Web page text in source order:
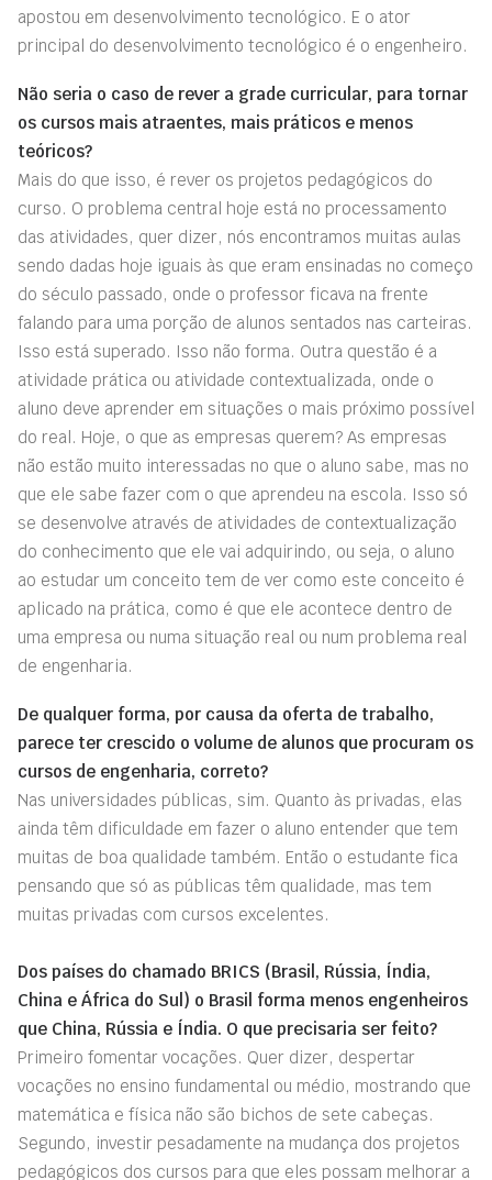
apostou em desenvolvimento tecnológico. E o ator
principal do desenvolvimento tecnológico é o engenheiro.
Não seria o caso de rever a grade curricular, para tornar
os cursos mais atraentes, mais práticos e menos
teóricos?
Mais do que isso, é rever os projetos pedagógicos do
curso. O problema central hoje está no processamento
das atividades, quer dizer, nós encontramos muitas aulas
sendo dadas hoje iguais às que eram ensinadas no começo
do século passado, onde o professor ficava na frente
falando para uma porção de alunos sentados nas carteiras.
Isso está superado. Isso não forma. Outra questão é a
atividade prática ou atividade contextualizada, onde o
aluno deve aprender em situações o mais próximo possível
do real. Hoje, o que as empresas querem? As empresas
não estão muito interessadas no que o aluno sabe, mas no
que ele sabe fazer com o que aprendeu na escola. Isso só
se desenvolve através de atividades de contextualização
do conhecimento que ele vai adquirindo, ou seja, o aluno
ao estudar um conceito tem de ver como este conceito é
aplicado na prática, como é que ele acontece dentro de
uma empresa ou numa situação real ou num problema real
de engenharia.
De qualquer forma, por causa da oferta de trabalho,
parece ter crescido o volume de alunos que procuram os
cursos de engenharia, correto?
Nas universidades públicas, sim. Quanto às privadas, elas
ainda têm dificuldade em fazer o aluno entender que tem
muitas de boa qualidade também. Então o estudante fica
pensando que só as públicas têm qualidade, mas tem
muitas privadas com cursos excelentes.
Dos países do chamado BRICS (Brasil, Rússia, Índia,
China e África do Sul) o Brasil forma menos engenheiros
que China, Rússia e Índia. O que precisaria ser feito?
Primeiro fomentar vocações. Quer dizer, despertar
vocações no ensino fundamental ou médio, mostrando que
matemática e física não são bichos de sete cabeças.
Segundo, investir pesadamente na mudança dos projetos
pedagógicos dos cursos para que eles possam melhorar a